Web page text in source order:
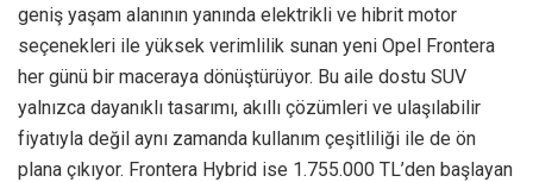
geniş yaşam alanının yanında elektrikli ve hibrit motor
seçenekleri ile yüksek verimlilik sunan yeni Opel Frontera
her günü bir maceraya dönüştürüyor. Bu aile dostu SUV
yalnızca dayanıklı tasarımı, akıllı çözümleri ve ulaşılabilir
fiyatıyla değil aynı zamanda kullanım çeşitliliği ile de ön
plana çıkıyor. Frontera Hybrid ise 1.755.000 TL’den başlayan